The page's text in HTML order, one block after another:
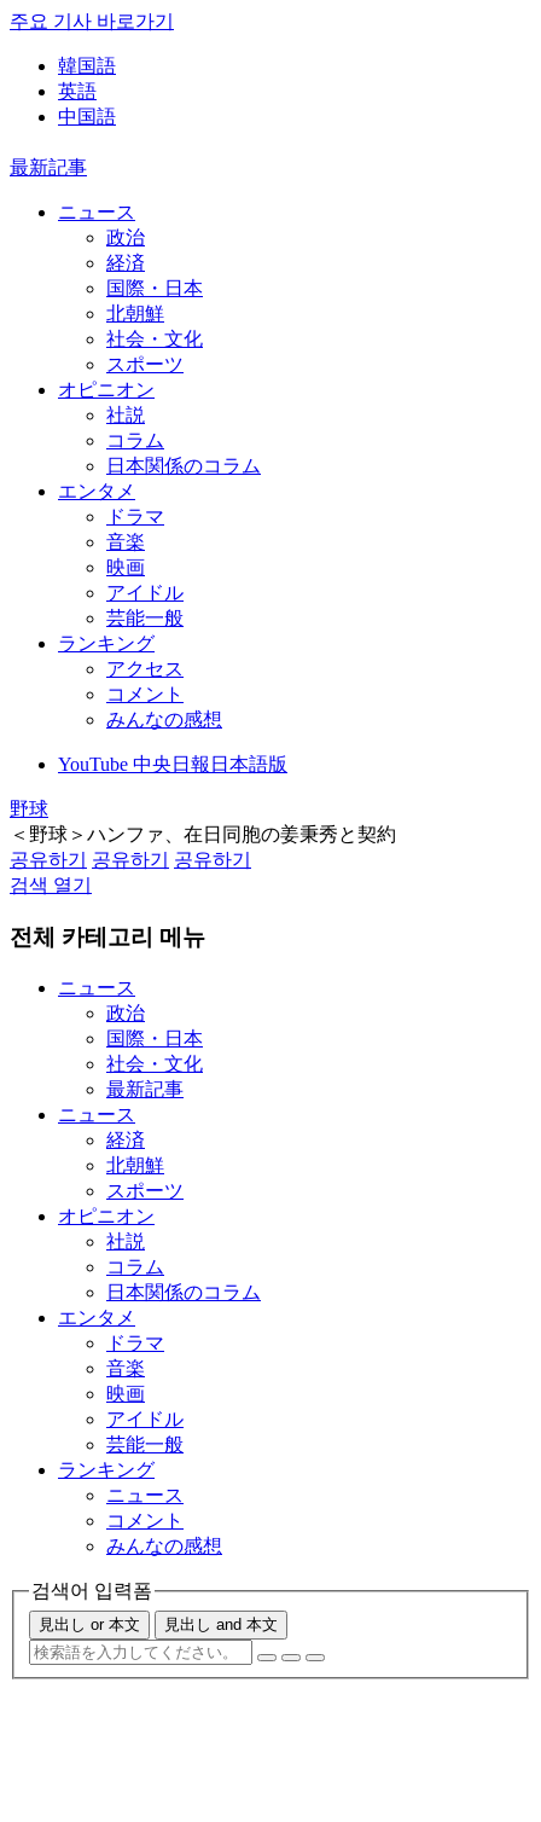
주요 기사 바로가기
韓国語
英語
中国語
最新記事
ニュース
政治
経済
国際・日本
北朝鮮
社会・文化
スポーツ
オピニオン
社説
コラム
日本関係のコラム
エンタメ
ドラマ
音楽
映画
アイドル
芸能一般
ランキング
アクセス
コメント
みんなの感想
YouTube 中央日報日本語版
野球
＜野球＞ハンファ、在日同胞の姜秉秀と契約
공유하기
공유하기
공유하기
검색 열기
전체 카테고리 메뉴
ニュース
政治
国際・日本
社会・文化
最新記事
ニュース
経済
北朝鮮
スポーツ
オピニオン
社説
コラム
日本関係のコラム
エンタメ
ドラマ
音楽
映画
アイドル
芸能一般
ランキング
ニュース
コメント
みんなの感想
검색어 입력폼
見出し or 本文 見出し and 本文